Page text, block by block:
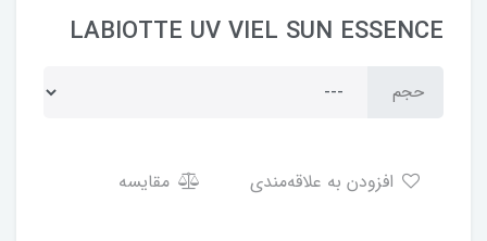
LABIOTTE UV VIEL SUN ESSENCE
حجم
مقایسه